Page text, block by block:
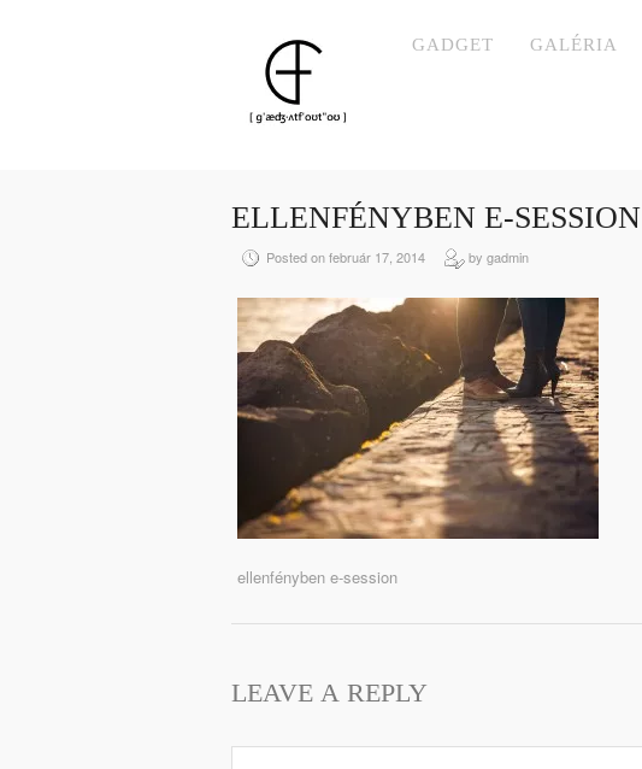
GADGET GALÉRIA
ELLENFÉNYBEN E-SESSION
Posted on február 17, 2014 by gadmin
ellenfényben e-session
LEAVE A REPLY